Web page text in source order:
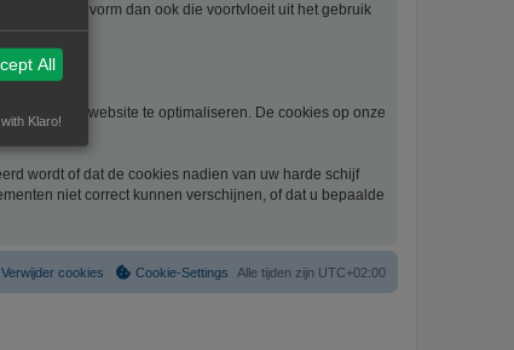
van welke vorm dan ook die voortvloeit uit het gebruik
om de website te optimaliseren. De cookies op onze
wordt of dat de cookies nadien van uw harde schijf
niet correct kunnen verschijnen, of dat u bepaalde
Alle tijden zijn UTC+02:00
Cookie-Settings
Verwijder cookies
All
Klaro!